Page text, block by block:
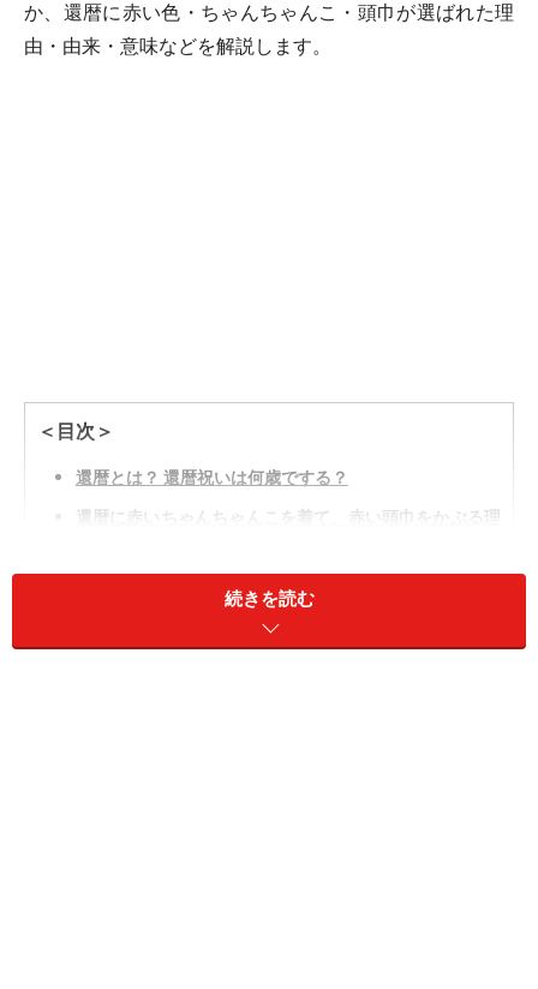
か、還暦に赤い色・ちゃんちゃんこ・頭巾が選ばれた理
由・由来・意味などを解説します。
＜目次＞
還暦とは？ 還暦祝いは何歳でする？
還暦に赤いちゃんちゃんこを着て、赤い頭巾をかぶる理
現代流の還暦祝いも人気続きを読む